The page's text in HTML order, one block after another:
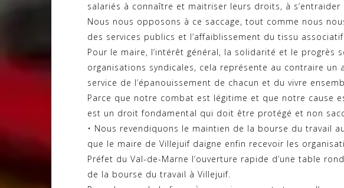
salariés à connaître et maitriser leurs droits, à s’entraider
Nous nous opposons à ce saccage, tout comme nous
des services publics et l’affaiblissement du tissu
Pour le maire, l’intérêt général, la solidarité et le progrès
organisations syndicales, cela représente au contraire un
service de l’épanouissement de chacun et du vivre
Parce que notre combat est légitime et que notre cause
est un droit fondamental qui doit être protégé et non
• Nous revendiquons le maintien de la bourse du travail
que le maire de Villejuif daigne enfin recevoir les
Préfet du Val-de-Marne l’ouverture rapide d’une table
de la bourse du travail à Villejuif.